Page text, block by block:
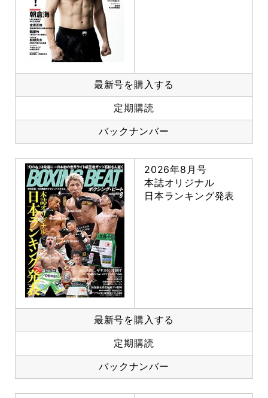
最新号を購入する
定期購読
バックナンバー
2026年8月号
本誌オリジナル
日本ランキング発表
最新号を購入する
定期購読
バックナンバー